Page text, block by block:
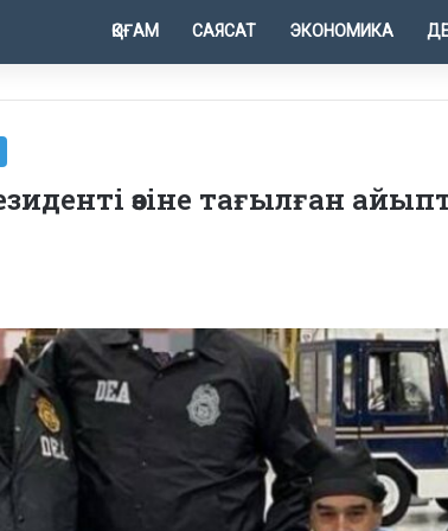
ҚОҒАМ САЯСАТ ЭКОНОМИКА
өзіне тағылған